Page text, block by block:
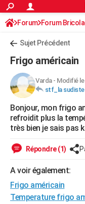
ACTUALITÉS
Politique
Société
Faits Divers
Education
Monde
Villes
+
FINANCE
Retraite
Impôts
Epargne
Immobilier
Risques naturels par ville
Banque
Assurance
Crédit
AUTO
Essais
Réserver un essai
Citadines
Berlines
SUV
Forum auto
+HIGH-TECH
Mobiles
Meilleur smartphone
Internet
Ordinateurs
Jeux vidéo
Guide high-tech
+
Forum
Aménagement intérieur
Extérieur
Cuisine
Salle de bains
Jardinage
Rangement
WEEK-END
Guides de France
Escapades
Patrimoine
Expositions
Musées
Week-end nature
+LIFESTYLE
Art de vivre
Bien-être
Loisirs
Mode
Modes de vie
SANTE
Forum Forum
Sujet Précédent
Frigo américain
Varda- Modifié le
stf_la sudiste
Bonjour, mon frigo
refroidit plus la
très bien je sais pas
Répondre (1)
A voir également:
Frigo américain
Temperature frigo